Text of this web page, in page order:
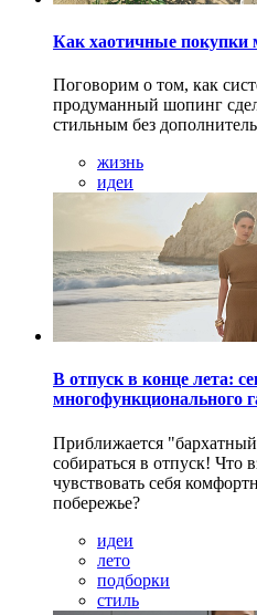
Как хаотичные
Поговорим о том, как
продуманный шопинг
стильным без
жизнь
идеи
В отпуск в конце лета:
многофункционального
Приближается "бархатный
собираться в отпуск! Что
чувствовать себя
побережье?
идеи
лето
подборки
стиль